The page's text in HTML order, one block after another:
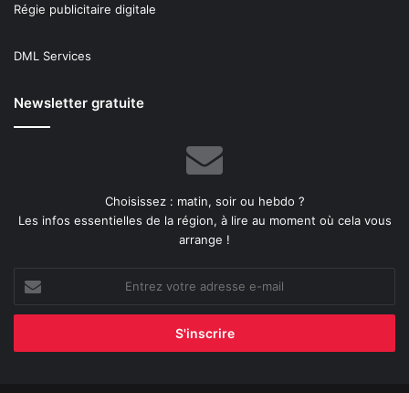
Régie publicitaire digitale
DML Services
Newsletter gratuite
Choisissez : matin, soir ou hebdo ?
Les infos essentielles de la région, à lire au moment où cela vous
arrange !
votre
adresse
mail